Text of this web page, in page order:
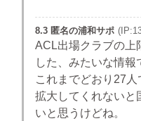
8.3 匿名の浦和サポ
ACL出場クラブの上
した、みたいな情報
これまでどおり27
拡大してくれないと
いと思うけどね。